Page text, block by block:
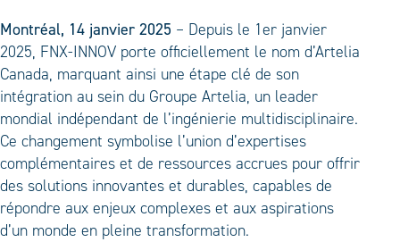
Montréal, 14 janvier 2025 – Depuis le 1er janvier
2025, FNX-INNOV porte officiellement le nom d’Artelia
Canada, marquant ainsi une étape clé de son
intégration au sein du Groupe Artelia, un leader
mondial indépendant de l’ingénierie multidisciplinaire.
Ce changement symbolise l’union d’expertises
complémentaires et de ressources accrues pour offrir
des solutions innovantes et durables, capables de
répondre aux enjeux complexes et aux aspirations
d’un monde en pleine transformation.